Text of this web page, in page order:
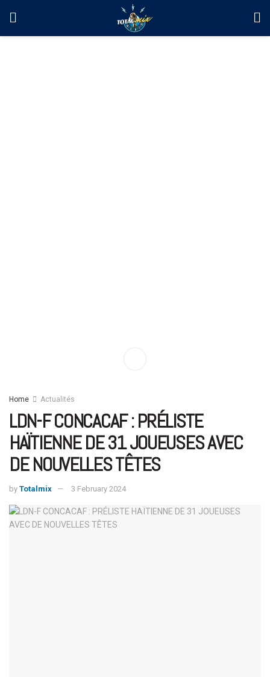
Home Actualités
LDN-F CONCACAF : PRÉLISTE
HAÏTIENNE DE 31 JOUEUSES AVEC
DE NOUVELLES TÊTES
by Totalmix 3 February 2024